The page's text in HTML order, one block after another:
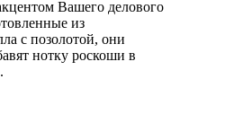
Вашего делового
из
с позолотой, они
нотку роскоши в